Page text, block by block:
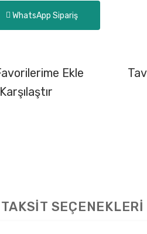
WhatsApp Sipariş
Karşılaştır
TAKSİT SEÇENEKLERİ